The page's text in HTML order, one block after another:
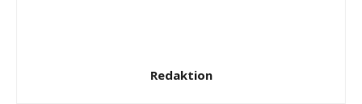
Redaktion